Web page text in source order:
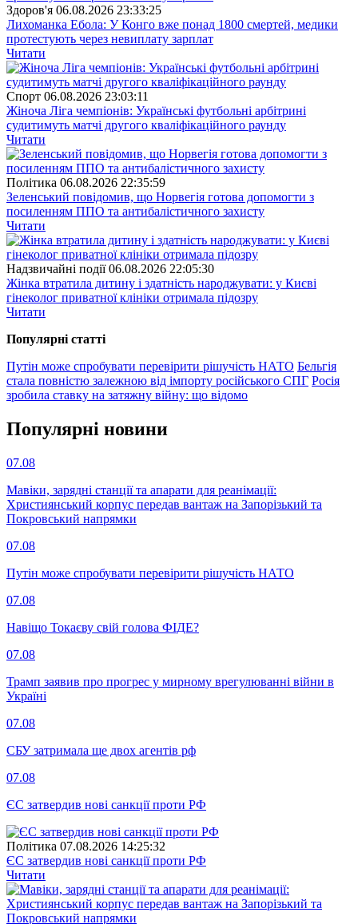
Здоров'я 06.08.2026 23:33:25
Лихоманка Ебола: У Конго вже понад 1800 смертей, медики
протестують через невиплату зарплат
Читати
Спорт 06.08.2026 23:03:11
Жіноча Ліга чемпіонів: Українські футбольні арбітрині
судитимуть матчі другого кваліфікаційного раунду
Читати
Полiтика 06.08.2026 22:35:59
Зеленський повідомив, що Норвегія готова допомогти з
посиленням ППО та антибалістичного захисту
Читати
Надзвичайні події 06.08.2026 22:05:30
Жінка втратила дитину і здатність народжувати: у Києві
гінеколог приватної клініки отримала підозру
Читати
Популярнi статтi
Путін може спробувати перевірити рішучість НАТО Бельгія
стала повністю залежною від імпорту російського СПГ Росія
зробила ставку на затяжну війну: що відомо
Популярнi новини
07.08
Мавіки, зарядні станції та апарати для реанімації:
Християнський корпус передав вантаж на Запорізький та
Покровський напрямки
07.08
Путін може спробувати перевірити рішучість НАТО
07.08
Навіщо Токаєву свій голова ФІДЕ?
07.08
Трамп заявив про прогрес у мирному врегулюванні війни в
Україні
07.08
СБУ затримала ще двох агентів рф
07.08
ЄС затвердив нові санкції проти РФ
Полiтика 07.08.2026 14:25:32
ЄС затвердив нові санкції проти РФ
Читати